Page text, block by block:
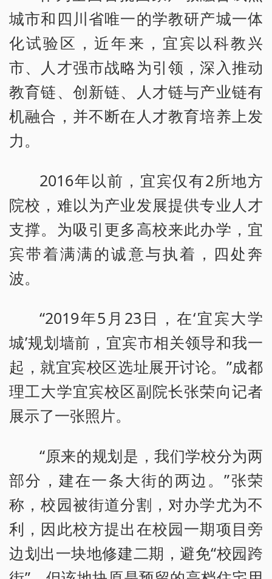
城市和四川省唯一的学教研产城一体
化试验区，近年来，宜宾以科教兴
市、人才强市战略为引领，深入推动
教育链、创新链、人才链与产业链有
机融合，并不断在人才教育培养上发
力。
2016年以前，宜宾仅有2所地方
院校，难以为产业发展提供专业人才
支撑。为吸引更多高校来此办学，宜
宾带着满满的诚意与执着，四处奔
波。
“2019年5月23日，在‘宜宾大学
城’规划墙前，宜宾市相关领导和我一
起，就宜宾校区选址展开讨论。”成都
理工大学宜宾校区副院长张荣向记者
展示了一张照片。
“原来的规划是，我们学校分为两
部分，建在一条大街的两边。”张荣
称，校园被街道分割，对办学尤为不
利，因此校方提出在校园一期项目旁
边划出一块地修建二期，避免“校园跨